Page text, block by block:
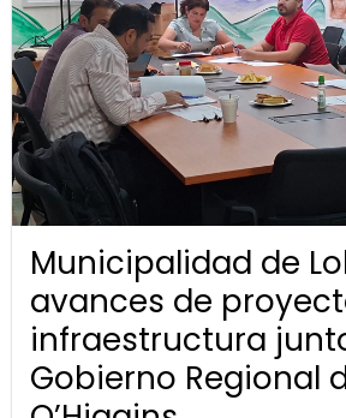
Municipalidad de
avances de
infraestructura
Gobierno Regional